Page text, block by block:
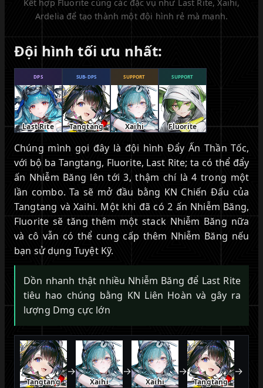
Kết hợp Fluorite cùng các đặc vụ như Last Rite, Xaihi,
Ardelia để tạo thành một đội hình rẻ mà mạnh.
Đội hình tối ưu nhất:
DPS
Last Rite
SUB-DPS
Tangtang
SUPPORT
Xaihi
SUPPORT
Fluorite
Chúng mình gọi đây là đội hình Đẩy Ấn Thần Tốc,
với bộ ba Tangtang, Fluorite, Last Rite; ta có thể đẩy
ấn Nhiễm Băng lên tới 3, thậm chí là 4 trong một
lần combo. Ta sẽ mở đầu bằng KN Chiến Đấu của
Tangtang và Xaihi. Một khi đã có 2 ấn Nhiễm Băng,
Fluorite sẽ tăng thêm một stack Nhiễm Băng nữa
và cô vẫn có thể cung cấp thêm Nhiễm Băng nếu
bạn sử dụng Tuyệt Kỹ.
Dồn nhanh thật nhiều Nhiễm Băng để Last Rite
tiêu hao chúng bằng KN Liên Hoàn và gây ra
lượng Dmg cực lớn
Tangtang
→
Xaihi
→
Xaihi
→
Tangtang
→